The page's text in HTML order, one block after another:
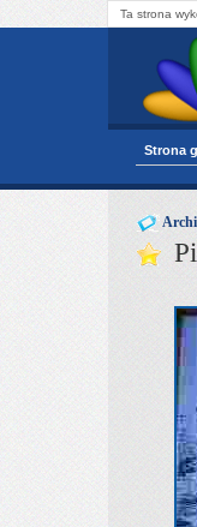
Ta strona
Strona